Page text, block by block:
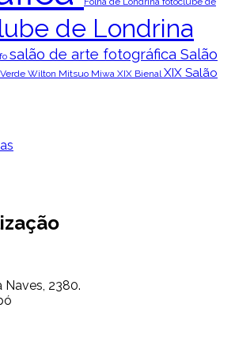
de Londrina
salão de arte fotográfica Salão
Wilton Mitsuo Miwa XIX BienalXIX Salão
Naves, 2380.